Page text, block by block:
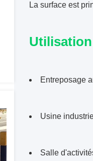
La surface est
Entreposage
Usine
Salle